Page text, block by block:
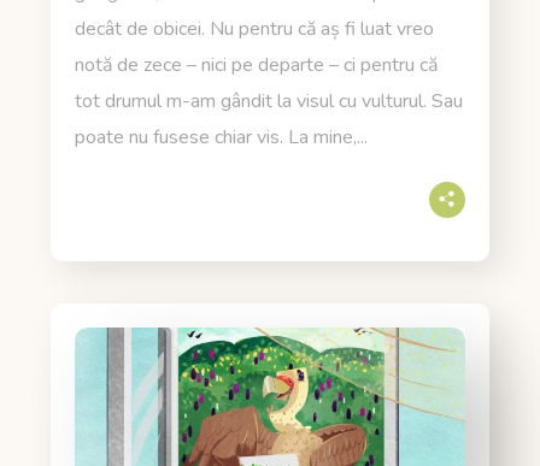
decât de obicei. Nu pentru că aș fi luat vreo
notă de zece – nici pe departe – ci pentru că
tot drumul m-am gândit la visul cu vulturul. Sau
poate nu fusese chiar vis. La mine,...